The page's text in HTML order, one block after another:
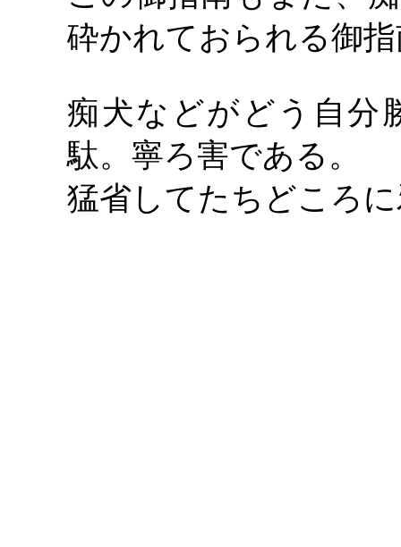
砕かれておられる御
痴犬などがどう自分
駄。寧ろ害である。
猛省してたちどころ